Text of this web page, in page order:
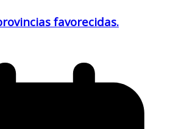
favorecidas.